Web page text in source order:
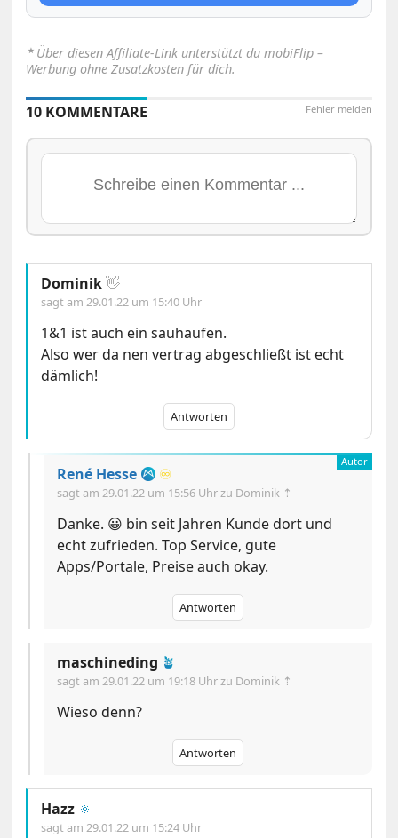
⋆ Über diesen Affiliate-Link unterstützt du mobiFlip –
Werbung ohne Zusatzkosten für dich.
Fehler melden
10 KOMMENTARE
Dominik👋
sagt am 29.01.22 um 15:40 Uhr
1&1 ist auch ein sauhaufen.
Also wer da nen vertrag abgeschließt ist echt
dämlich!
Antworten
René Hesse ♾️
sagt am 29.01.22 um 15:56 Uhr zu Dominik ⇡
Danke. 😀 bin seit Jahren Kunde dort und
echt zufrieden. Top Service, gute
Apps/Portale, Preise auch okay.
Antworten
maschineding 🪴
sagt am 29.01.22 um 19:18 Uhr zu Dominik ⇡
Wieso denn?
Antworten
Hazz 🔅
sagt am 29.01.22 um 15:24 Uhr